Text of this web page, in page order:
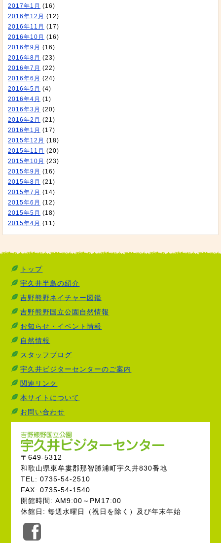
2017年1月 (16)
2016年12月 (12)
2016年11月 (17)
2016年10月 (16)
2016年9月 (16)
2016年8月 (23)
2016年7月 (22)
2016年6月 (24)
2016年5月 (4)
2016年4月 (1)
2016年3月 (20)
2016年2月 (21)
2016年1月 (17)
2015年12月 (18)
2015年11月 (20)
2015年10月 (23)
2015年9月 (16)
2015年8月 (21)
2015年7月 (14)
2015年6月 (12)
2015年5月 (18)
2015年4月 (11)
トップ
宇久井半島の紹介
吉野熊野ネイチャー図鑑
吉野熊野国立公園自然情報
お知らせ・イベント情報
自然情報
スタッフブログ
宇久井ビジターセンターのご案内
関連リンク
本サイトについて
お問い合わせ
〒649-5312
和歌山県東牟婁郡那智勝浦町宇久井830番地
TEL: 0735-54-2510
FAX: 0735-54-1540
開館時間: AM9:00～PM17:00
休館日: 毎週水曜日（祝日を除く）及び年末年始